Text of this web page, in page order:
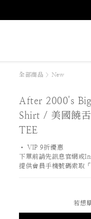
全部商品 > New
After 2000's
Shirt / 美國饒
TEE
• VIP 9折優惠
下單前請先訊息官網或
提供會員手機號碼索取「
若想